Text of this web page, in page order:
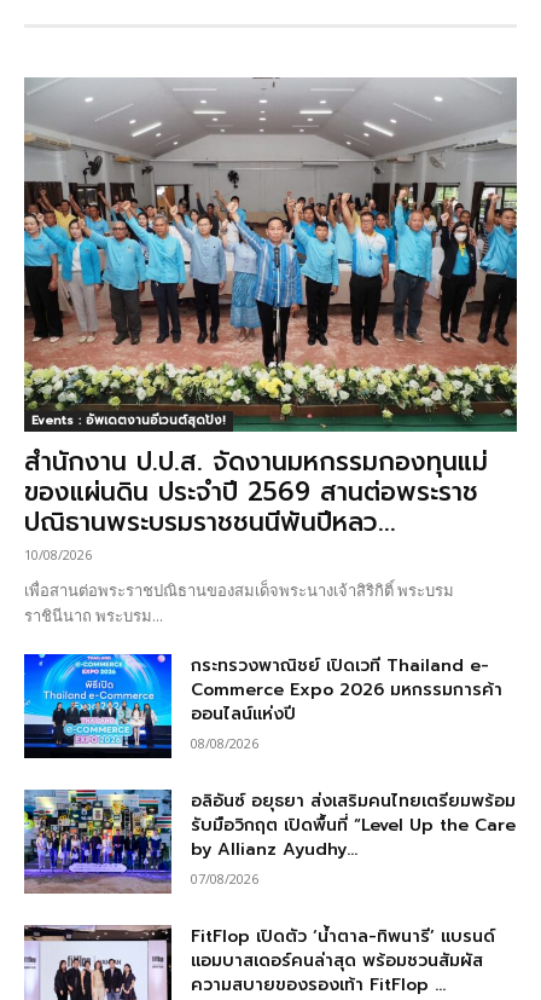
Events : อัพเดตงานอีเวนต์สุดปัง!
สำนักงาน ป.ป.ส. จัดงานมหกรรมกองทุนแม่
ของแผ่นดิน ประจำปี 2569 สานต่อพระราช
ปณิธานพระบรมราชชนนีพันปีหลว...
10/08/2026
เพื่อสานต่อพระราชปณิธานของสมเด็จพระนางเจ้าสิริกิติ์ พระบรม
ราชินีนาถ พระบรม...
กระทรวงพาณิชย์ เปิดเวที Thailand e-
Commerce Expo 2026 มหกรรมการค้า
ออนไลน์แห่งปี
08/08/2026
อลิอันซ์ อยุธยา ส่งเสริมคนไทยเตรียมพร้อม
รับมือวิกฤต เปิดพื้นที่ “Level Up the Care
by Allianz Ayudhy...
07/08/2026
FitFlop เปิดตัว ‘น้ำตาล-ทิพนารี’ แบรนด์
แอมบาสเดอร์คนล่าสุด พร้อมชวนสัมผัส
ความสบายของรองเท้า FitFlop ...